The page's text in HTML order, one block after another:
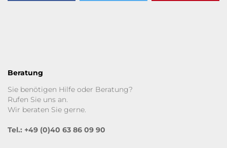
Beratung
Sie benötigen Hilfe oder Beratung?
Rufen Sie uns an.
Wir beraten Sie gerne.
Tel.: +49 (0)40 63 86 09 90